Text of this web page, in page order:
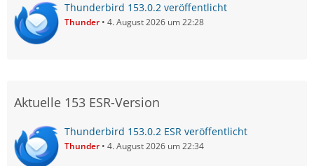
Thunderbird 153.0.2 veröffentlicht
Thunder 4. August 2026 um 22:28
Aktuelle 153 ESR-Version
Thunderbird 153.0.2 ESR veröffentlicht
Thunder 4. August 2026 um 22:34